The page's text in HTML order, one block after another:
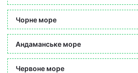
Чорне море
Андаманське море
Червоне море